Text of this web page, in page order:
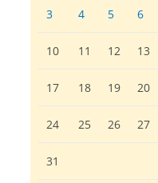
3 4 5 6
10 11 12 13
17 18 19 20
24 25 26 27
31